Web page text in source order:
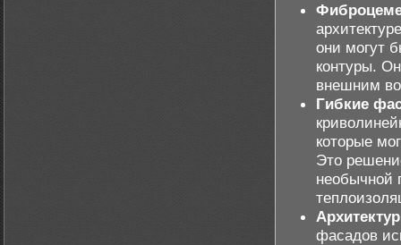
они могут
контуры.
внешним
Гибкие
которые
Это
необычной
фасадов